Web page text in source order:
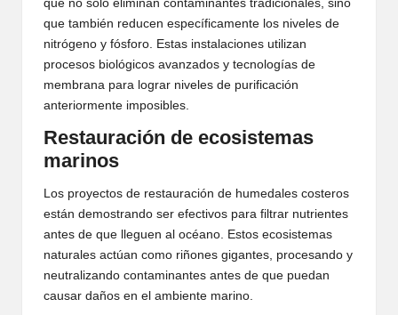
que no solo eliminan contaminantes tradicionales, sino
que también reducen específicamente los niveles de
nitrógeno y fósforo. Estas instalaciones utilizan
procesos biológicos avanzados y tecnologías de
membrana para lograr niveles de purificación
anteriormente imposibles.
Restauración de ecosistemas
marinos
Los proyectos de restauración de humedales costeros
están demostrando ser efectivos para filtrar nutrientes
antes de que lleguen al océano. Estos ecosistemas
naturales actúan como riñones gigantes, procesando y
neutralizando contaminantes antes de que puedan
causar daños en el ambiente marino.